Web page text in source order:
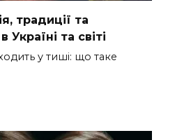
традиції та
Україні та світі
у тиші: що таке